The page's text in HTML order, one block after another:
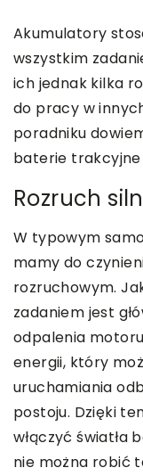
Akumulatory
wszystkim
ich jednak kilka
do pracy w
poradniku
baterie
Rozruch
W typowym
mamy do
rozruchowym.
zadaniem jest
odpalenia
energii, który
uruchamiania
postoju. Dzięki
włączyć światła
nie można robić